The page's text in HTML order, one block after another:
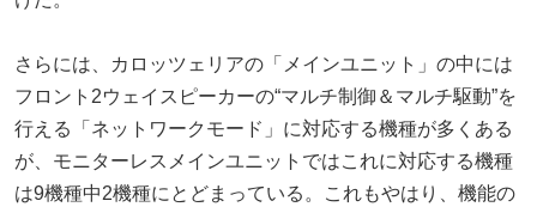
さらには、カロッツェリアの「メインユニット」の中には
フロント2ウェイスピーカーの“マルチ制御＆マルチ駆動”を
行える「ネットワークモード」に対応する機種が多くある
が、モニターレスメインユニットではこれに対応する機種
は9機種中2機種にとどまっている。これもやはり、機能の